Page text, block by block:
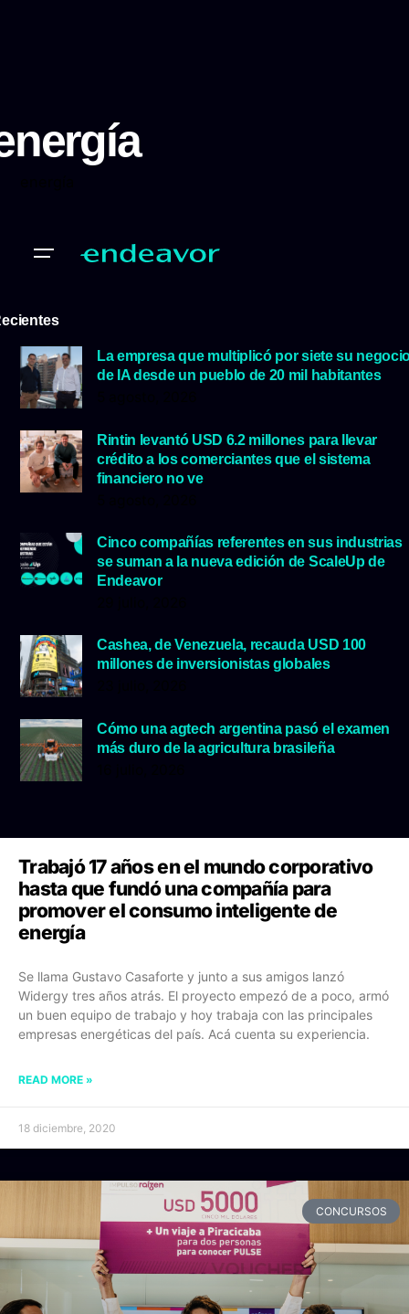
La empresa que multiplicó por siete su
de IA desde un pueblo de 20 mil habitantes
Rintin levantó USD 6.2 millones para llevar
crédito a los comerciantes que el sistema
financiero no ve
Cinco compañías referentes en sus industrias
se suman a la nueva edición de ScaleUp de
Endeavor
Cashea, de Venezuela, recauda USD 100
millones de inversionistas globales
Cómo una agtech argentina pasó el examen
más duro de la agricultura brasileña
Trabajó 17 años en el mundo corporativo
hasta que fundó una compañía para
promover el consumo inteligente de
energía
Se llama Gustavo Casaforte y junto a sus amigos lanzó
Widergy tres años atrás. El proyecto empezó de a poco, armó
un buen equipo de trabajo y hoy trabaja con las principales
empresas energéticas del país. Acá cuenta su experiencia.
READ MORE »
18 diciembre, 2020
CONCURSOS